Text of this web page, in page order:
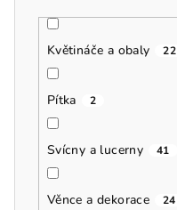
Květináče a obaly 22
Pítka 2
Svícny a lucerny 41
Věnce a dekorace 24